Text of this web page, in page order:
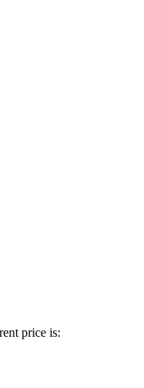
price is: